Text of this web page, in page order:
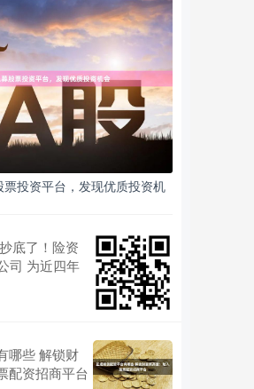
投资平台，发现优质投资机
底了！险资
司 为近四年
哪些 解锁财
配资招商平台